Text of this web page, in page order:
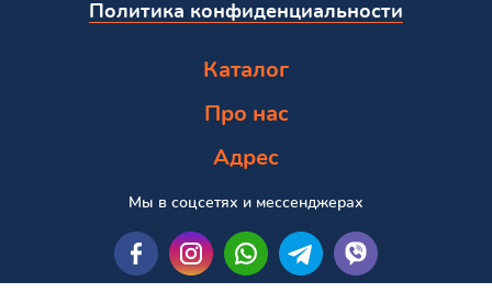
Политика конфиденциальности
Каталог
Про нас
Адрес
Мы в соцсетях и мессенджерах